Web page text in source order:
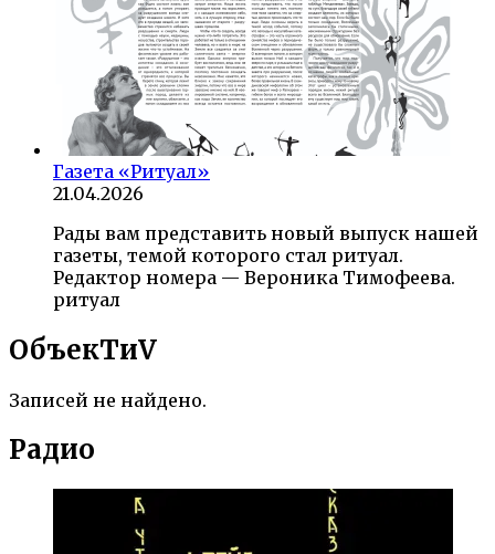
Газета «Ритуал»
21.04.2026
Рады вам представить новый выпуск нашей
газеты, темой которого стал ритуал.
Редактор номера — Вероника Тимофеева.
ритуал
ОбъекTиV
Записей не найдено.
Радио